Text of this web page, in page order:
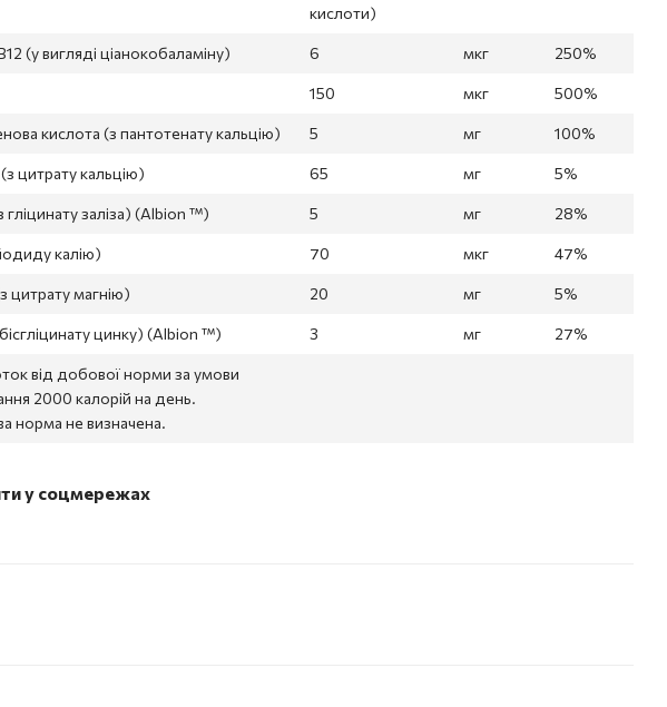
кислоти)
(у вигляді ціанокобаламіну) 6 мкг 250%
150 мкг 500%
кислота (з пантотенату кальцію) 5 мг 100%
цитрату кальцію) 65 мг 5%
гліцинату заліза) (Albion ™) 5 мг 28%
калію) 70 мкг 47%
цитрату магнію) 20 мг 5%
цинку) (Albion ™) 3 мг 27%
від добової норми за умови
2000 калорій на день.
норма не визначена.
у соцмережах